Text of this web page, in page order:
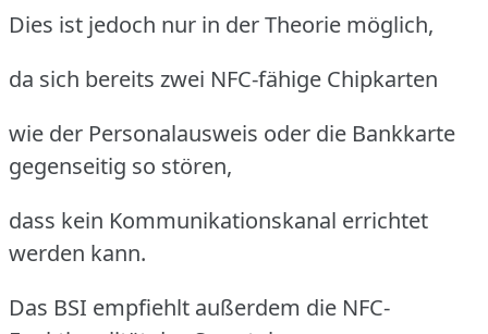
Dies ist jedoch nur in der Theorie möglich,
da sich bereits zwei NFC-fähige Chipkarten
wie der Personalausweis oder die Bankkarte
gegenseitig so stören,
dass kein Kommunikationskanal errichtet
werden kann.
Das BSI empfiehlt außerdem die NFC-